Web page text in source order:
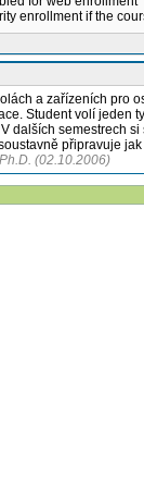
enrollment if the
a zařízeních pro
Student volí jeden
dalších semestrech
připravuje
(02.10.2006)